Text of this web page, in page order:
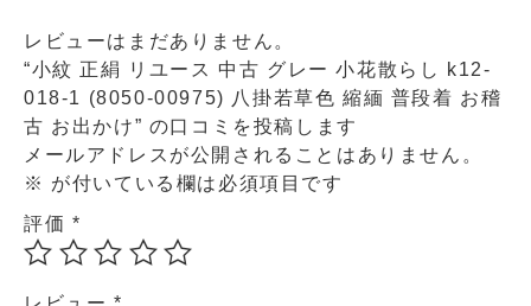
レビューはまだありません。
“小紋 正絹 リユース 中古 グレー 小花散らし k12-
018-1 (8050-00975) 八掛若草色 縮緬 普段着 お稽
古 お出かけ” の口コミを投稿します
メールアドレスが公開されることはありません。
※ が付いている欄は必須項目です
評価 *